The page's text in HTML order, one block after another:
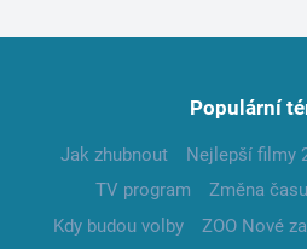
Populární
Jak zhubnout Nejlepší filmy
TV program
Změna času
Kdy budou volby
ZOO Nové